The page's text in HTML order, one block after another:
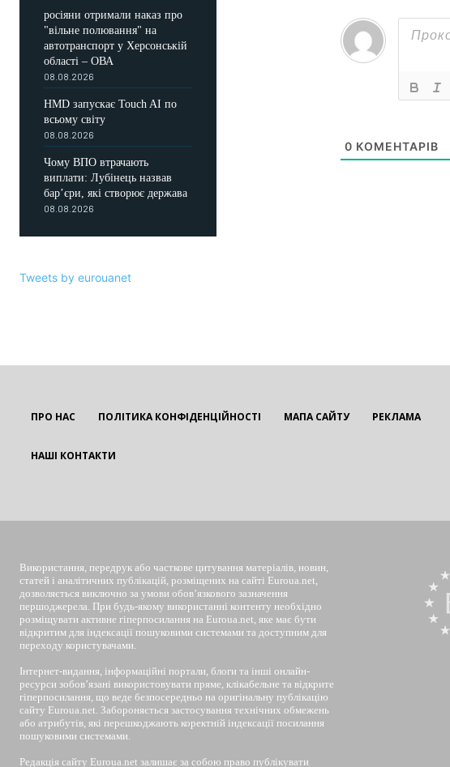
росіяни отримали наказ про
"вільне полювання" на
автотранспорт у Херсонській
області – ОВА
08.08.2026
HMD запускає Touch AI по
всьому світу
08.08.2026
Чому ВПО втрачають
виплати: Лубінець назвав
бар’єри, які створює держава
08.08.2026
Tweets by eurouanet
0 КОМЕНТАРІВ
ПРО НАС ПОЛІТИКА КОНФІДЕНЦІЙНОСТІ МАПА САЙТУ РЕКЛАМА
НАШІ КОНТАКТИ
Використання, передрук або часткове цитування матеріалів, новин,
статей і аналітичних публікацій, розміщених на сайті Euroua.net,
дозволяється виключно за умови обов’язкового зазначення
першоджерела. При будь-якому використанні контенту необхідно
розміщувати активне гіперпосилання на Euroua.net, яке має бути
відкритим для індексації пошуковими системами та доступним для
переходу користувачами.
Інтернет-видання, інформаційні портали, блоги та інші онлайн-
ресурси зобов’язані використовувати пряме, клікабельне та відкрите
гіперпосилання, що веде безпосередньо на оригінальну публікацію
сайту Euroua.net. Забороняється застосування технічних обмежень
або атрибутів, які перешкоджають коректній індексації посилання
пошуковими системами.
Редакція сайту Euroua.net залишає за собою право публікувати